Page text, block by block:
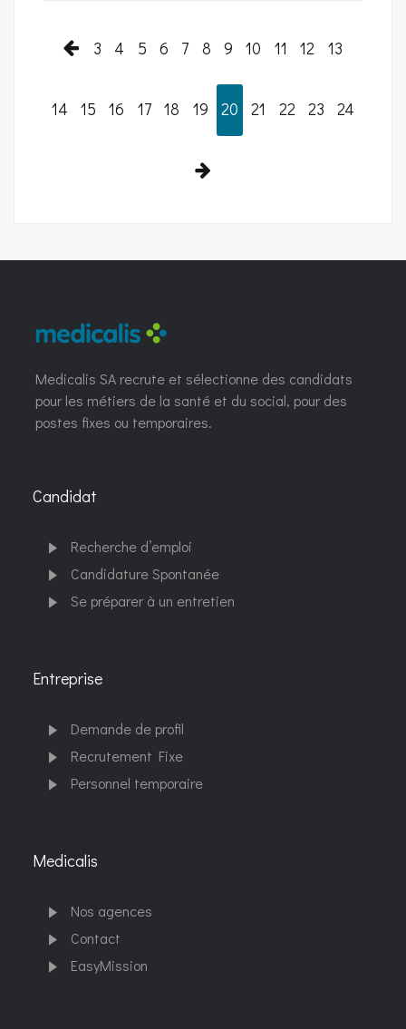
3 4 5 6 7 8 9 10 11 12 13
14 15 16 17 18 19 20 21 22 23 24
Medicalis SA recrute et sélectionne des candidats
pour les métiers de la santé et du social, pour des
postes fixes ou temporaires.
Candidat
Recherche d’emploi
Candidature Spontanée
Se préparer à un entretien
Entreprise
Demande de profil
Recrutement Fixe
Personnel temporaire
Medicalis
Nos agences
Contact
EasyMission